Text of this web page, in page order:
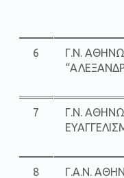
6
Γ.Ν.
7
Γ.Ν.
8
Γ.Α.Ν.